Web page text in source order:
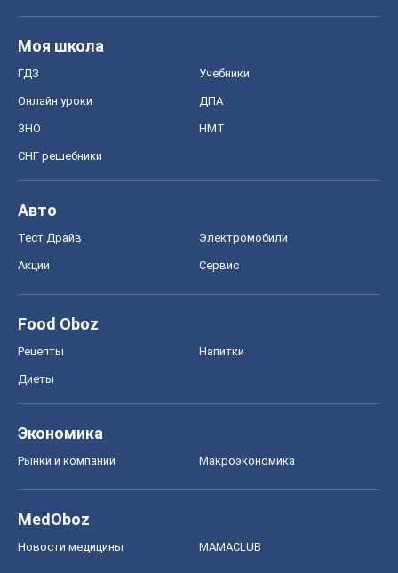
Моя школа
ГДЗ Учебники
Онлайн уроки ДПА
ЗНО НМТ
СНГ решебники
Авто
Тест Драйв Электромобили
Акции Сервис
Food Oboz
Рецепты Напитки
Диеты
Экономика
Рынки и компании Mакроэкономика
MedOboz
Новости медицины MAMACLUB